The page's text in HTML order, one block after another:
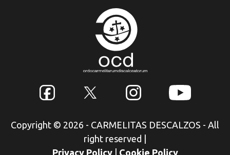
Copyright © 2026 - CARMELITAS DESCALZOS - All
right reserved
Privacy Policy
Cookie Policy